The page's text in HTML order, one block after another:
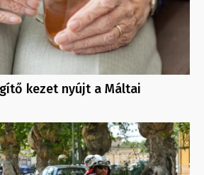
kezet nyújt a Máltai